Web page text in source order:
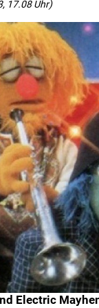
17.08 Uhr)
Electric